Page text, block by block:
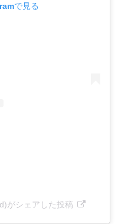
で見る
がシェアした投稿